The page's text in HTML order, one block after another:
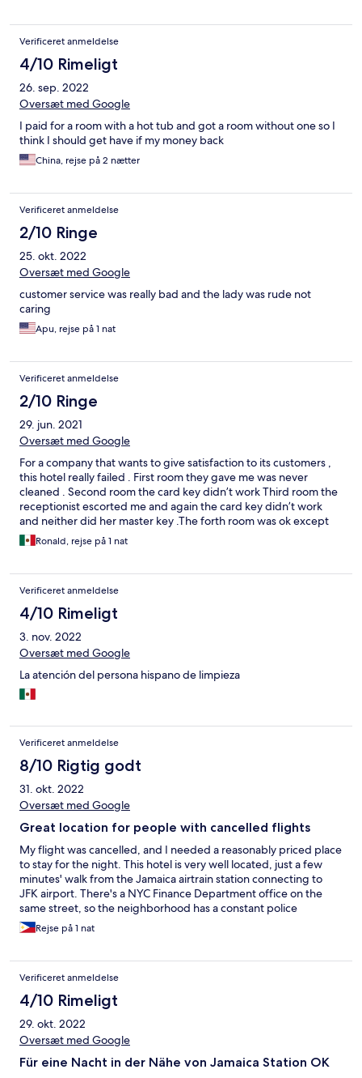
Verificeret anmeldelse
4/10 Rimeligt
26. sep. 2022
Oversæt med Google
I paid for a room with a hot tub and got a room without one so I
think I should get have if my money back
China, rejse på 2 nætter
Verificeret anmeldelse
2/10 Ringe
25. okt. 2022
Oversæt med Google
customer service was really bad and the lady was rude not
caring
Apu, rejse på 1 nat
Verificeret anmeldelse
2/10 Ringe
29. jun. 2021
Oversæt med Google
For a company that wants to give satisfaction to its customers ,
this hotel really failed . First room they gave me was never
cleaned . Second room the card key didn’t work Third room the
receptionist escorted me and again the card key didn’t work
and neither did her master key .The forth room was ok except
for the intense sound of the smoke alarm beeping every 30
seconds which fired me to dig out my ear plugs Not happy with
requesting a refund
Ronald, rejse på 1 nat
Verificeret anmeldelse
4/10 Rimeligt
3. nov. 2022
Oversæt med Google
La atención del persona hispano de limpieza
Verificeret anmeldelse
8/10 Rigtig godt
31. okt. 2022
Oversæt med Google
Great location for people with cancelled flights
My flight was cancelled, and I needed a reasonably priced place
to stay for the night. This hotel is very well located, just a few
minutes' walk from the Jamaica airtrain station connecting to
JFK airport. There's a NYC Finance Department office on the
same street, so the neighborhood has a constant police
presence. The rooms are old but clean, and the staff
(particularly Nathan) was friendly. There's noise from the nearby
Rejse på 1 nat
Verificeret anmeldelse
4/10 Rimeligt
29. okt. 2022
Oversæt med Google
Für eine Nacht in der Nähe von Jamaica Station OK